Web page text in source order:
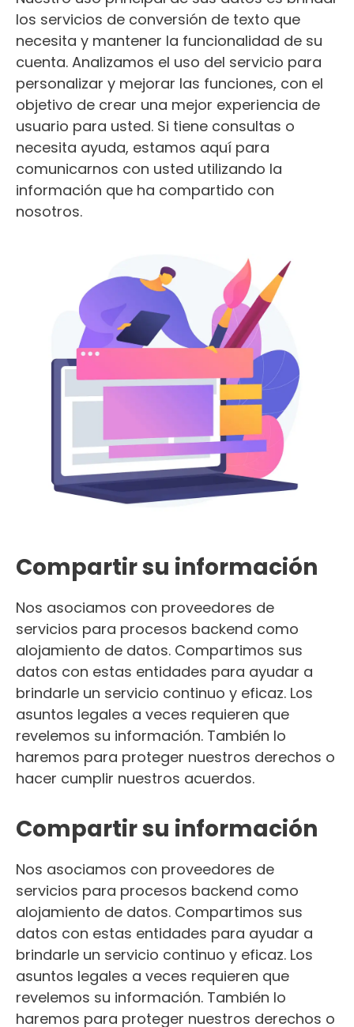
los servicios de conversión de texto que
necesita y mantener la funcionalidad de su
cuenta. Analizamos el uso del servicio para
personalizar y mejorar las funciones, con el
objetivo de crear una mejor experiencia de
usuario para usted. Si tiene consultas o
necesita ayuda, estamos aquí para
comunicarnos con usted utilizando la
información que ha compartido con
nosotros.
Compartir su información
Nos asociamos con proveedores de
servicios para procesos backend como
alojamiento de datos. Compartimos sus
datos con estas entidades para ayudar a
brindarle un servicio continuo y eficaz. Los
asuntos legales a veces requieren que
revelemos su información. También lo
haremos para proteger nuestros derechos o
hacer cumplir nuestros acuerdos.
Compartir su información
Nos asociamos con proveedores de
servicios para procesos backend como
alojamiento de datos. Compartimos sus
datos con estas entidades para ayudar a
brindarle un servicio continuo y eficaz. Los
asuntos legales a veces requieren que
revelemos su información. También lo
haremos para proteger nuestros derechos o